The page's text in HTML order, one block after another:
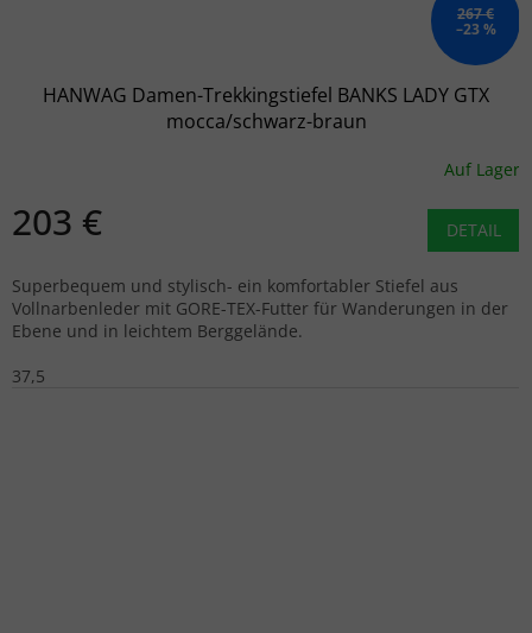
267 €
–23 %
HANWAG Damen-Trekkingstiefel BANKS LADY GTX
mocca/schwarz-braun
Auf Lager
203 € DETAIL
Superbequem und stylisch- ein komfortabler Stiefel aus
Vollnarbenleder mit GORE-TEX-Futter für Wanderungen in der
Ebene und in leichtem Berggelände.
37,5